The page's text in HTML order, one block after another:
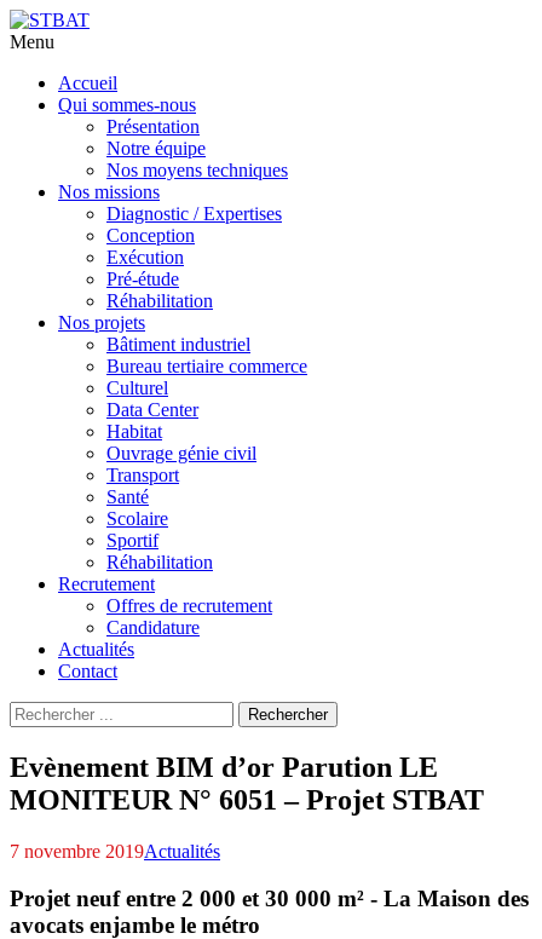
Menu
contenu
Accueil
Qui sommes-nous
Présentation
Notre équipe
Nos moyens techniques
Nos missions
Diagnostic / Expertises
Conception
Exécution
Pré-étude
Réhabilitation
Nos projets
Bâtiment industriel
Bureau tertiaire commerce
Culturel
Data Center
Habitat
Ouvrage génie civil
Transport
Santé
Scolaire
Sportif
Réhabilitation
Recrutement
Offres de recrutement
Candidature
Actualités
Contact
Recherche
pour
:
Rechercher
Evènement BIM d’or Parution LE
MONITEUR N° 6051 – Projet STBAT
7 novembre 2019Actualités
Projet neuf entre 2 000 et 30 000 m² - La Maison des
avocats enjambe le métro